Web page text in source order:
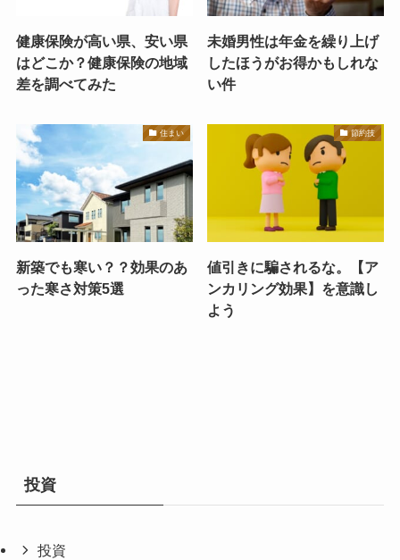
健康保険が高い県、安い県
はどこか？健康保険の地域
差を調べてみた
未婚男性は年金を繰り上げ
したほうがお得かもしれな
い件
住まい
新築でも寒い？？効果のあ
った寒さ対策5選
節約技
値引きに騙されるな。【ア
ンカリング効果】を意識し
よう
投資
投資